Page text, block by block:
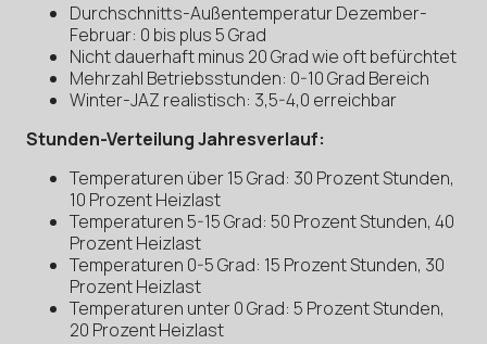
Durchschnitts-Außentemperatur Dezember-
Februar: 0 bis plus 5 Grad
Nicht dauerhaft minus 20 Grad wie oft befürchtet
Mehrzahl Betriebsstunden: 0-10 Grad Bereich
Winter-JAZ realistisch: 3,5-4,0 erreichbar
Stunden-Verteilung Jahresverlauf:
Temperaturen über 15 Grad: 30 Prozent Stunden,
10 Prozent Heizlast
Temperaturen 5-15 Grad: 50 Prozent Stunden, 40
Prozent Heizlast
Temperaturen 0-5 Grad: 15 Prozent Stunden, 30
Prozent Heizlast
Temperaturen unter 0 Grad: 5 Prozent Stunden,
20 Prozent Heizlast